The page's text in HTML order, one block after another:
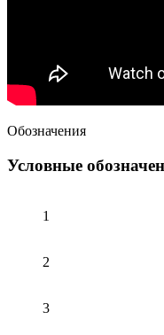
Обозначения
Условные
1
2
3